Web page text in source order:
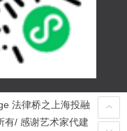
法律桥之上海投融
有/ 感谢艺术家代建